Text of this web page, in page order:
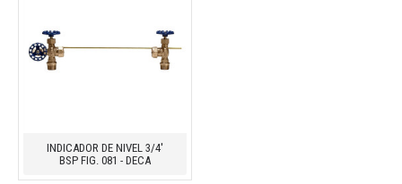
INDICADOR DE NIVEL 3/4'
BSP FIG. 081 - DECA